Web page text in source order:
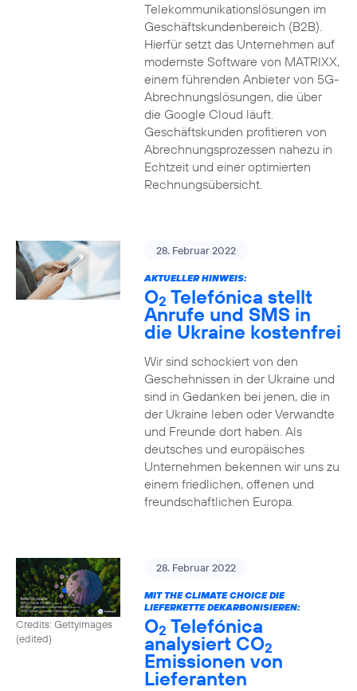
Telekommunikationslösungen im
Geschäftskundenbereich (B2B).
Hierfür setzt das Unternehmen auf
modernste Software von MATRIXX,
einem führenden Anbieter von 5G-
Abrechnungslösungen, die über
die Google Cloud läuft.
Geschäftskunden profitieren von
Abrechnungsprozessen nahezu in
Echtzeit und einer optimierten
Rechnungsübersicht.
28. Februar 2022
AKTUELLER HINWEIS:
O2 Telefónica stellt
Anrufe und SMS in
die Ukraine kostenfrei
Wir sind schockiert von den
Geschehnissen in der Ukraine und
sind in Gedanken bei jenen, die in
der Ukraine leben oder Verwandte
und Freunde dort haben. Als
deutsches und europäisches
Unternehmen bekennen wir uns zu
einem friedlichen, offenen und
freundschaftlichen Europa.
Credits: Gettyimages
(edited)
28. Februar 2022
MIT THE CLIMATE CHOICE DIE
LIEFERKETTE DEKARBONISIEREN:
O2 Telefónica
analysiert CO2
Emissionen von
Lieferanten